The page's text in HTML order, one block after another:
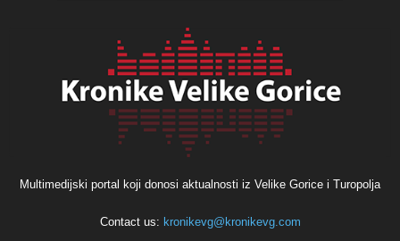
Multimedijski portal koji donosi aktualnosti iz Velike Gorice i Turopolja
Contact us: kronikevg@kronikevg.com